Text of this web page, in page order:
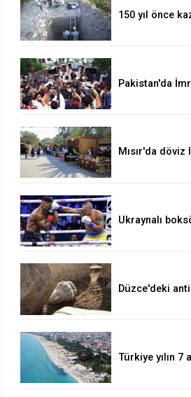
150 yıl önce
Pakistan'da
Mısır'da
Ukraynalı
Düzce'deki
Türkiye yılın 7